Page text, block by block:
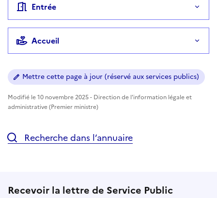
Entrée
Accueil
Mettre cette page à jour (réservé aux services publics)
Modifié le 10 novembre 2025 - Direction de l'information légale et
administrative (Premier ministre)
Recherche dans l’annuaire
Recevoir la lettre de Service Public